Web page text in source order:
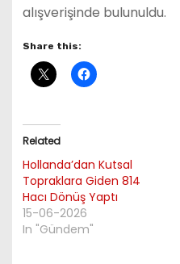
alışverişinde bulunuldu.
Share this:
Related
Hollanda’dan Kutsal
Topraklara Giden 814
Hacı Dönüş Yaptı
15-06-2026
In "Gündem"